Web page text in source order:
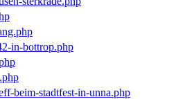
in-bottrop.php
beim-stadtfest-in-unna.php